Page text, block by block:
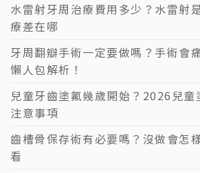
水雷射牙周治療費用多少？水雷射
療差在哪
牙周翻瓣手術一定要做嗎？手術會
懶人包解析！
兒童牙齒塗氟幾歲開始？2026兒童
注意事項
齒槽骨保存術有必要嗎？沒做會怎
看